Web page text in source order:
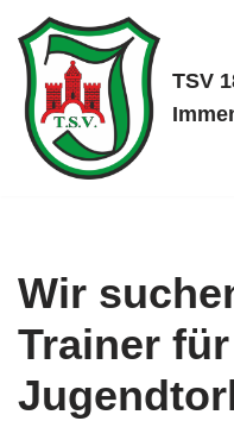
Zum
Inhalt
springen
TSV
Wir
Trainer